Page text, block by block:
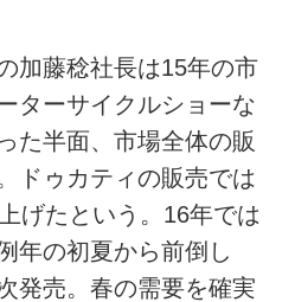
加藤稔社長は15年の市
ターサイクルショーな
た半面、市場全体の販
ドゥカティの販売では
げたという。16年では
年の初夏から前倒し
発売。春の需要を確実